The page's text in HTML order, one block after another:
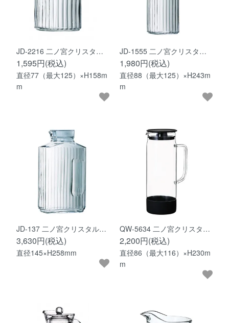
JD-2216 二ノ宮クリスタ…
1,595円(税込)
直径77（最大125）×H158m
m
JD-1555 二ノ宮クリスタ…
1,980円(税込)
直径88（最大125）×H243m
m
JD-137 二ノ宮クリスタル…
3,630円(税込)
直径145×H258mm
QW-5634 二ノ宮クリスタ…
2,200円(税込)
直径86（最大116）×H230m
m